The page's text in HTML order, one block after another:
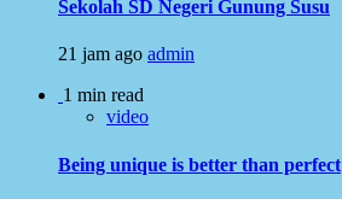
Sekolah SD Negeri Gunung Susu
21 jam ago admin
1 min read
video
Being unique is better than perfect